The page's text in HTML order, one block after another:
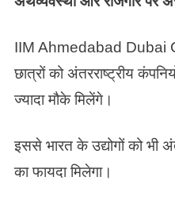
IIM Ahmedabad Dubai
छात्रों को अंतरराष्ट्रीय
ज्यादा मौके मिलेंगे।
इससे भारत के उद्योगों को भी
का फायदा मिलेगा।